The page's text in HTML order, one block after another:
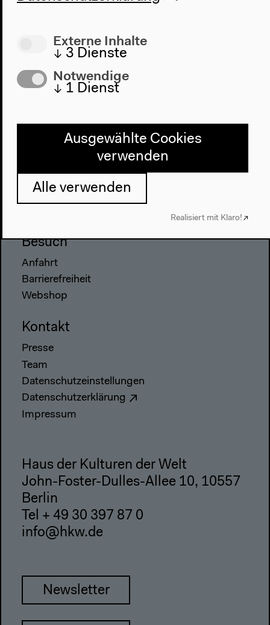
Programm
Das Anthropozän am HKW
Architektur
Besuch
Anfahrt
Barrierefreiheit
Webshop
Kontakt
Presse
Team
Datenschutzeinstellungen
Datenschutzerklärung
Impressum
Haus der Kulturen der Welt
John-Foster-Dulles-Allee 10, 10557
Berlin
Tel + 49 30 397 87 0
info@hkw.de
Newsletter
Externe Inhalte
↓ 3 Dienste
Notwendige
↓ 1 Dienst
Ausgewählte Cookies
verwenden
Alle verwenden
Realisiert mit Klaro!